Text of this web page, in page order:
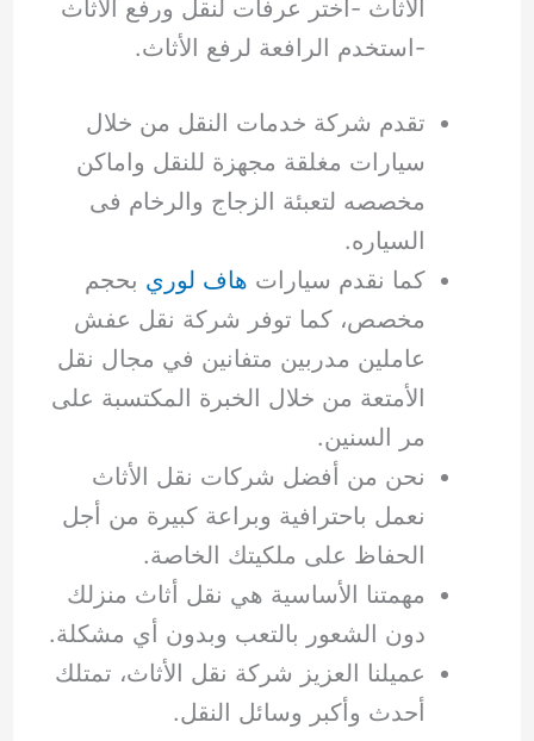
الاثاث -اختر عرفات لنقل ورفع الأثاث
-استخدم الرافعة لرفع الأثاث.
تقدم شركة خدمات النقل من خلال
سيارات مغلقة مجهزة للنقل واماكن
مخصصه لتعبئة الزجاج والرخام فى
السياره.
كما نقدم سيارات هاف لوري بحجم
مخصص، كما توفر شركة نقل عفش
عاملين مدربين متفانين في مجال نقل
الأمتعة من خلال الخبرة المكتسبة على
مر السنين.
نحن من أفضل شركات نقل الأثاث
نعمل باحترافية وبراعة كبيرة من أجل
الحفاظ على ملكيتك الخاصة.
مهمتنا الأساسية هي نقل أثاث منزلك
دون الشعور بالتعب وبدون أي مشكلة.
عميلنا العزيز شركة نقل الأثاث، تمتلك
أحدث وأكبر وسائل النقل.